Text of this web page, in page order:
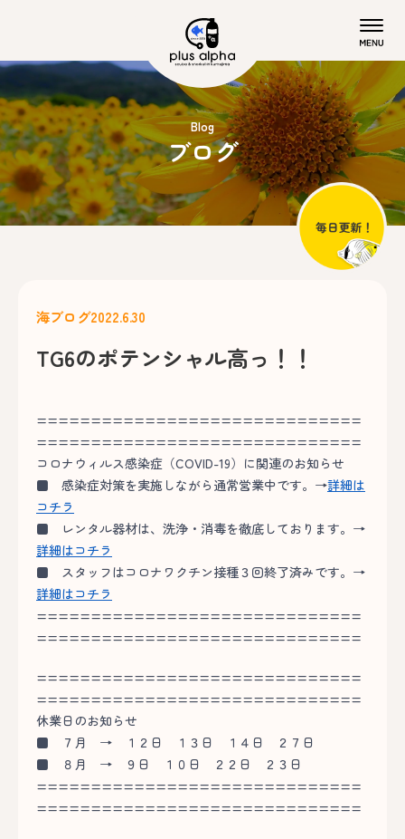
Blog
ブログ
海ブログ2022.6.30
TG6のポテンシャル高っ！！
==============================
==============================
コロナウィルス感染症（COVID-19）に関連のお知らせ
■ 感染症対策を実施しながら通常営業中です。→詳細は
コチラ
■ レンタル器材は、洗浄・消毒を徹底しております。→
詳細はコチラ
■ スタッフはコロナワクチン接種３回終了済みです。→
詳細はコチラ
==============================
==============================
==============================
==============================
休業日のお知らせ
■ ７月 → １２日 １３日 １４日 ２７日
■ ８月 → ９日 １０日 ２２日 ２３日
==============================
==============================